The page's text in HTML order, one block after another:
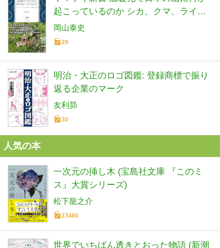
起こっているのか シカ、クマ、ライチ
ョウが棲む山の生態系の危機
岡山泰史
29
明治・大正のロゴ図鑑: 登録商標で振り
返る企業のマーク
友利昴
30
人気の本
一次元の挿し木 (宝島社文庫 『このミ
ス』大賞シリーズ)
松下龍之介
23460
世界でいちばん透きとおった物語 (新潮